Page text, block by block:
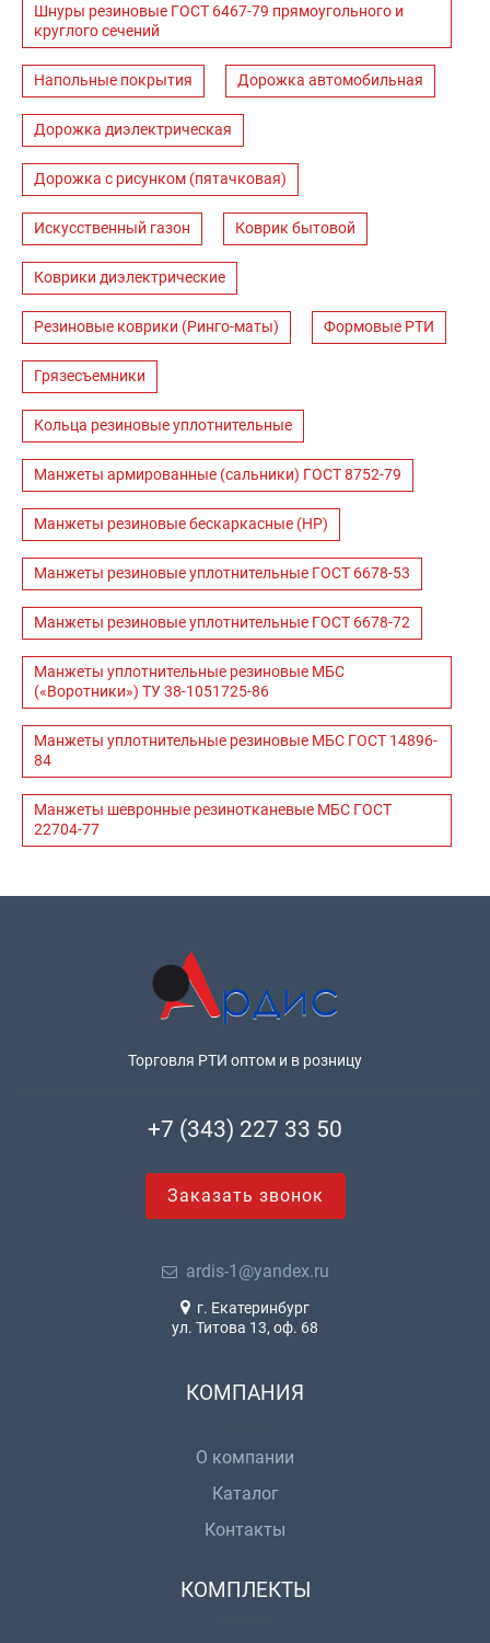
Шнуры резиновые ГОСТ 6467-79 прямоугольного и
круглого сечений
Напольные покрытия Дорожка автомобильная
Дорожка диэлектрическая
Дорожка с рисунком (пятачковая)
Искусственный газон Коврик бытовой
Коврики диэлектрические
Резиновые коврики (Ринго-маты) Формовые РТИ
Грязесъемники
Кольца резиновые уплотнительные
Манжеты армированные (сальники) ГОСТ 8752-79
Манжеты резиновые бескаркасные (НР)
Манжеты резиновые уплотнительные ГОСТ 6678-53
Манжеты резиновые уплотнительные ГОСТ 6678-72
Манжеты уплотнительные резиновые МБС
(«Воротники») ТУ 38-1051725-86
Манжеты уплотнительные резиновые МБС ГОСТ 14896-
84
Манжеты шевронные резинотканевые МБС ГОСТ
22704-77
Торговля РТИ оптом и в розницу
+7 (343) 227 33 50
Заказать звонок
ardis-1@yandex.ru
г. Екатеринбург
ул. Титова 13, оф. 68
КОМПАНИЯ
О компании
Каталог
Контакты
КОМПЛЕКТЫ